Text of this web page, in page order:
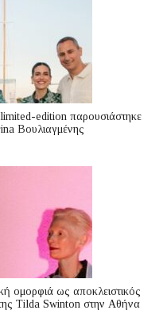
edition παρουσιάστηκε
Βουλιαγμένης
ομορφιά ως αποκλειστικός
Tilda Swinton στην Αθήνα